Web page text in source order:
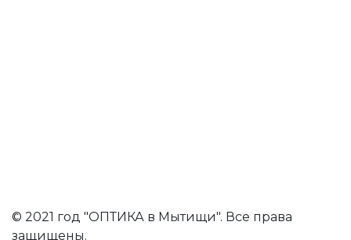
© 2021 год "ОПТИКА в Мытищи". Все права
защищены.